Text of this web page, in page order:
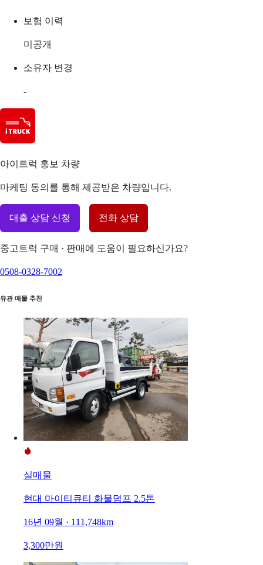
보험 이력
미공개
소유자 변경
-
아이트럭 홍보 차량
마케팅 동의를 통해 제공받은 차량입니다.
대출 상담 신청 전화 상담
중고트럭 구매 · 판매에 도움이 필요하신가요?
0508-0328-7002
유관 매물 추천
실매물
현대 마이티큐티 화물덤프 2.5톤
16년 09월 · 111,748km
3,300만원